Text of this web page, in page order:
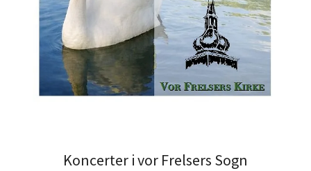
Koncerter i vor Frelsers Sogn